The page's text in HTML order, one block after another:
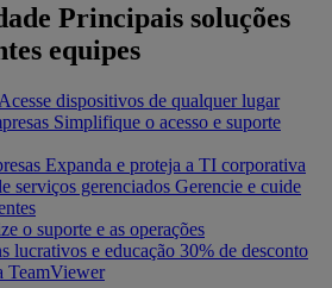
Principais soluções
equipes
Acesse dispositivos de qualquer lugar
Simplifique o acesso e suporte
Expanda e proteja a TI corporativa
serviços gerenciados Gerencie e cuide
o suporte e as operações
lucrativos e educação 30% de desconto
TeamViewer